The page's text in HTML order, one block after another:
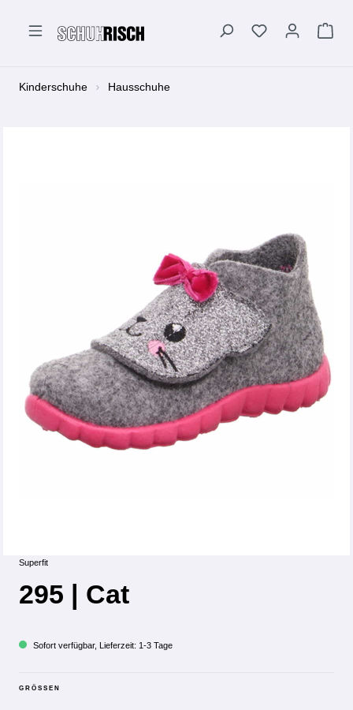
Kinderschuhe Hausschuhe
Superfit
295 | Cat
Sofort verfügbar, Lieferzeit: 1-3 Tage
GRÖSSEN